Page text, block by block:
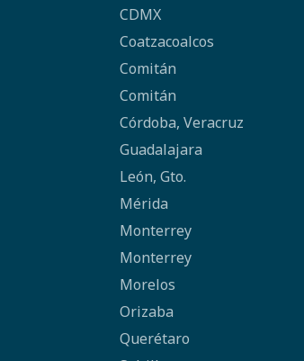
CDMX
Coatzacoalcos
Comitán
Comitán
Córdoba, Veracruz
Guadalajara
León, Gto.
Mérida
Monterrey
Monterrey
Morelos
Orizaba
Querétaro